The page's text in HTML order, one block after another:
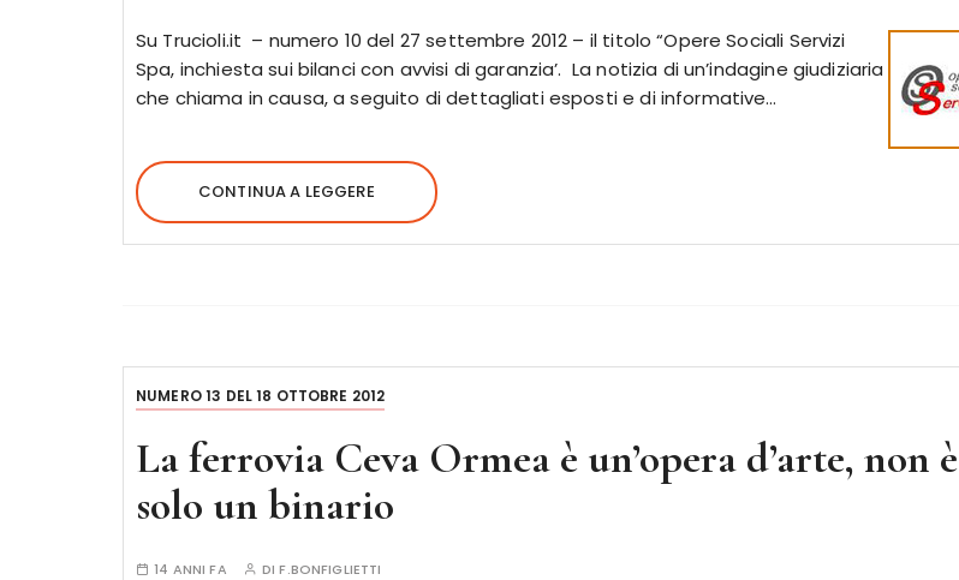
Su Trucioli.it – numero 10 del 27 settembre 2012 – il titolo “Opere Sociali Servizi
Spa, inchiesta sui bilanci con avvisi di garanzia’. La notizia di un’indagine giudiziaria
che chiama in causa, a seguito di dettagliati esposti e di informative…
CONTINUA A LEGGERE
NUMERO 13 DEL 18 OTTOBRE 2012
La ferrovia Ceva Ormea è un’opera d’arte, non è
solo un binario
14 ANNI FA DIF.BONFIGLIETTI